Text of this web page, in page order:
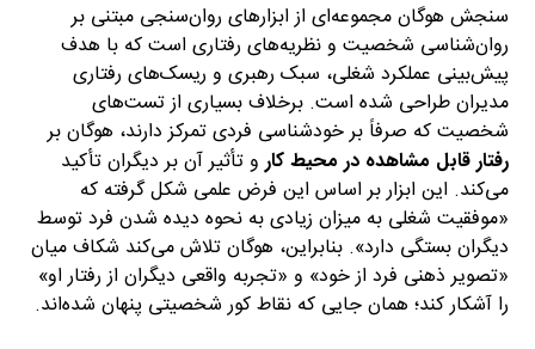
سنجش هوگان مجموعه‌ای از ابزارهای روان‌سنجی مبتنی بر
روان‌شناسی شخصیت و نظریه‌های رفتاری است که با هدف
پیش‌بینی عملکرد شغلی، سبک رهبری و ریسک‌های رفتاری
مدیران طراحی شده است. برخلاف بسیاری از تست‌های
شخصیت که صرفاً بر خودشناسی فردی تمرکز دارند، هوگان بر
رفتار قابل مشاهده در محیط کارو تأثیر آن بر دیگران تأکید
می‌کند. این ابزار بر اساس این فرض علمی شکل گرفته که
«موفقیت شغلی به میزان زیادی به نحوه دیده شدن فرد توسط
دیگران بستگی دارد». بنابراین، هوگان تلاش می‌کند شکاف میان
«تصویر ذهنی فرد از خود» و «تجربه واقعی دیگران از رفتار او»
را آشکار کند؛ همان جایی که نقاط کور شخصیتی پنهان شده‌اند.